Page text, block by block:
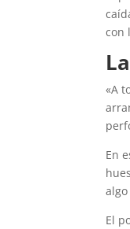
con
«A
En
El